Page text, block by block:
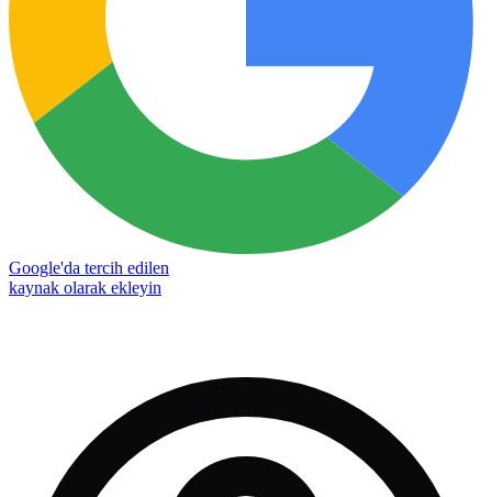
Google'da tercih edilen
kaynak olarak ekleyin